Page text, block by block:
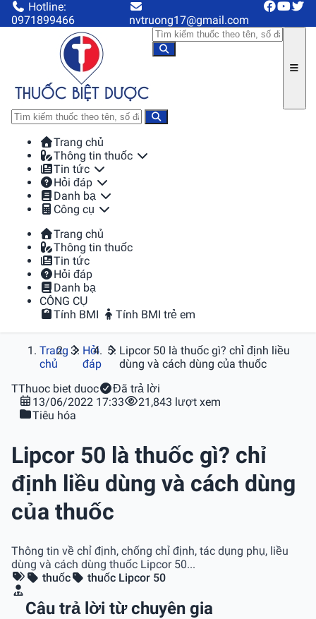
Hotline:
0971899466
nvtruong17@gmail.com
Trang chủ
Thông tin thuốc
Tin tức
Hỏi đáp
Danh bạ
Công cụ
Trang chủ
Thông tin thuốc
Tin tức
Hỏi đáp
Danh bạ
CÔNG CỤ
Tính BMI
Tính BMI trẻ em
Trang
chủ
Hỏi
đáp
Lipcor 50 là thuốc gì? chỉ định liều
dùng và cách dùng của thuốc
TThuoc biet duoc
Đã trả lời
13/06/2022 17:33
21,843 lượt xem
Tiêu hóa
Lipcor 50 là thuốc gì? chỉ
định liều dùng và cách dùng
của thuốc
Thông tin về chỉ định, chống chỉ định, tác dụng phụ, liều
dùng và cách dùng thuốc Lipcor 50...
thuốc
thuốc Lipcor 50
Câu trả lời từ chuyên gia